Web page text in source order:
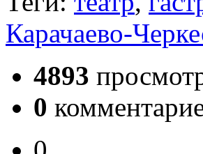
Карачаево-
4893
0